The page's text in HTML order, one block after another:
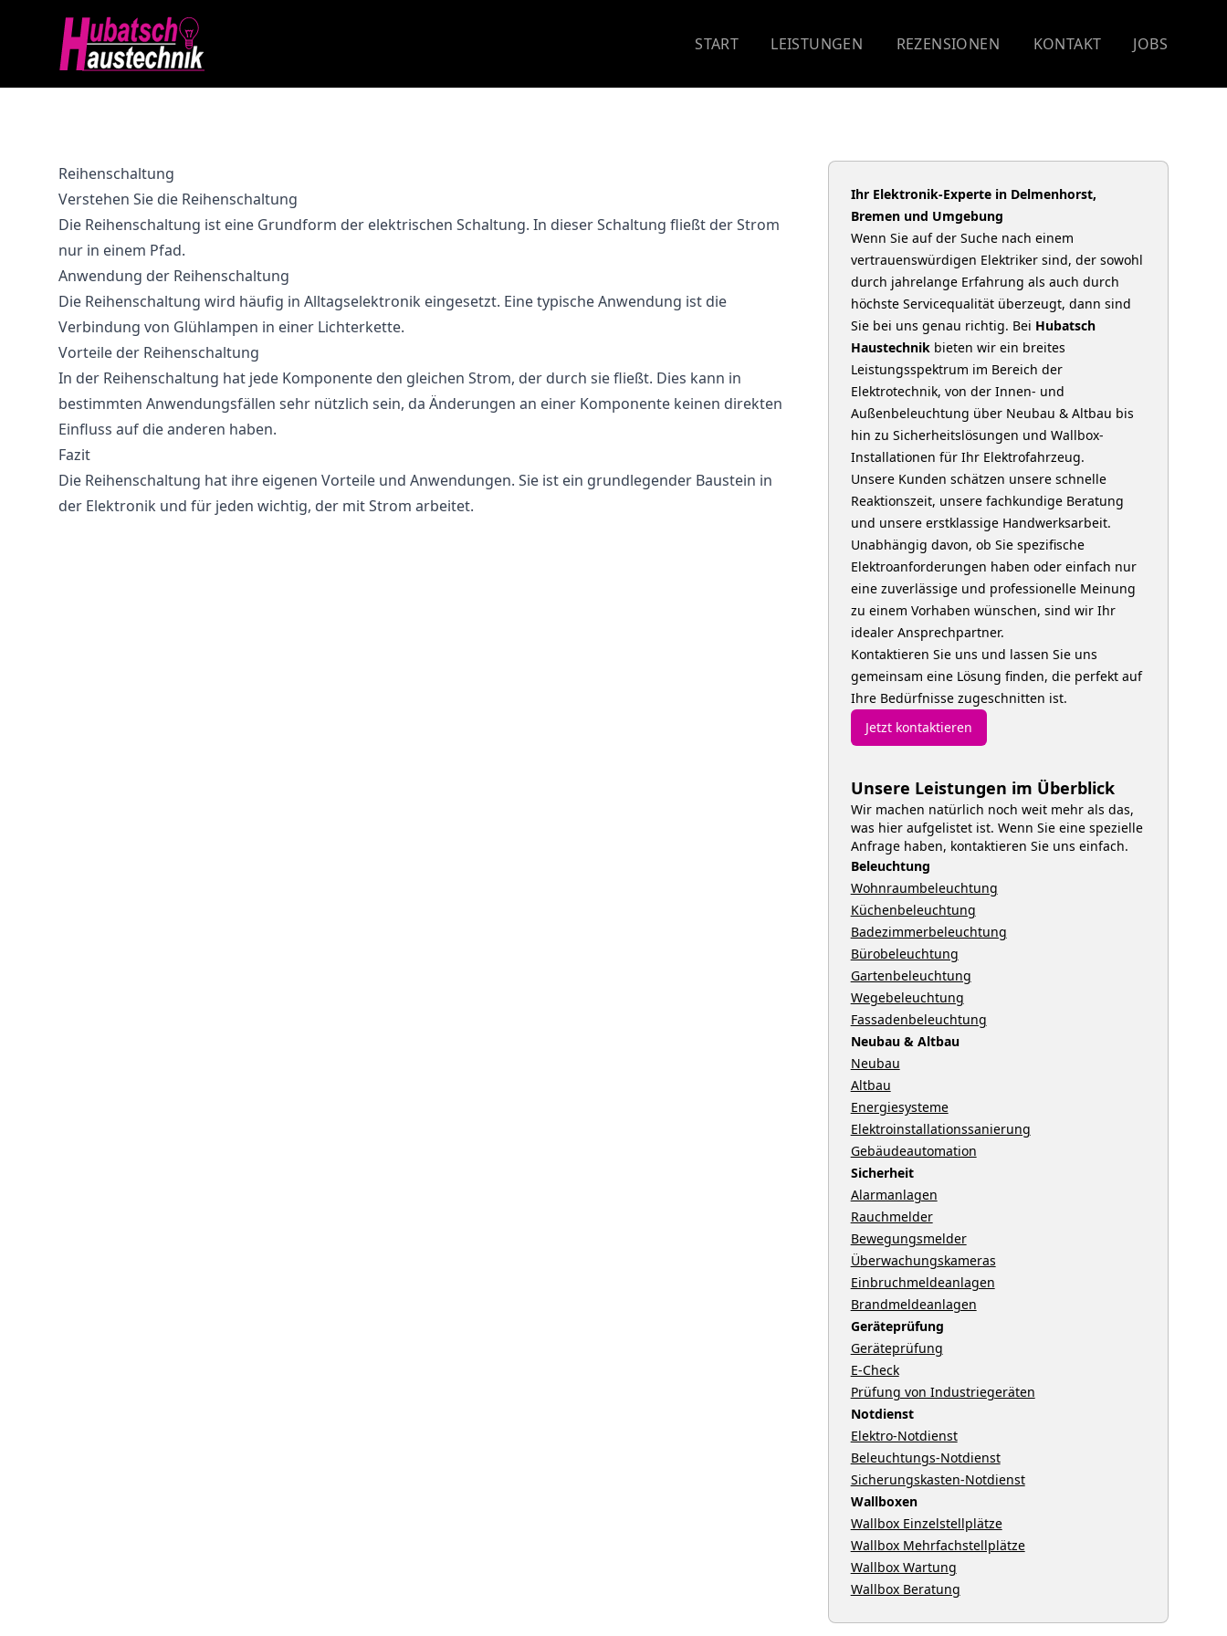
START LEISTUNGEN REZENSIONEN KONTAKT JOBS
Reihenschaltung
Verstehen Sie die Reihenschaltung
Die Reihenschaltung ist eine Grundform der elektrischen Schaltung. In dieser Schaltung fließt der Strom
nur in einem Pfad.
Anwendung der Reihenschaltung
Die Reihenschaltung wird häufig in Alltagselektronik eingesetzt. Eine typische Anwendung ist die
Verbindung von Glühlampen in einer Lichterkette.
Vorteile der Reihenschaltung
In der Reihenschaltung hat jede Komponente den gleichen Strom, der durch sie fließt. Dies kann in
bestimmten Anwendungsfällen sehr nützlich sein, da Änderungen an einer Komponente keinen direkten
Einfluss auf die anderen haben.
Fazit
Die Reihenschaltung hat ihre eigenen Vorteile und Anwendungen. Sie ist ein grundlegender Baustein in
der Elektronik und für jeden wichtig, der mit Strom arbeitet.
Ihr Elektronik-Experte in Delmenhorst,
Bremen und Umgebung
Wenn Sie auf der Suche nach einem
vertrauenswürdigen Elektriker sind, der sowohl
durch jahrelange Erfahrung als auch durch
höchste Servicequalität überzeugt, dann sind
Sie bei uns genau richtig. Bei Hubatsch
Haustechnikbieten wir ein breites
Leistungsspektrum im Bereich der
Elektrotechnik, von der Innen- und
Außenbeleuchtung über Neubau & Altbau bis
hin zu Sicherheitslösungen und Wallbox-
Installationen für Ihr Elektrofahrzeug.
Unsere Kunden schätzen unsere schnelle
Reaktionszeit, unsere fachkundige Beratung
und unsere erstklassige Handwerksarbeit.
Unabhängig davon, ob Sie spezifische
Elektroanforderungen haben oder einfach nur
eine zuverlässige und professionelle Meinung
zu einem Vorhaben wünschen, sind wir Ihr
idealer Ansprechpartner.
Kontaktieren Sie uns und lassen Sie uns
gemeinsam eine Lösung finden, die perfekt auf
Ihre Bedürfnisse zugeschnitten ist.
Jetzt kontaktieren
Unsere Leistungen im Überblick
Wir machen natürlich noch weit mehr als das,
was hier aufgelistet ist. Wenn Sie eine spezielle
Anfrage haben, kontaktieren Sie uns einfach.
Beleuchtung
Wohnraumbeleuchtung
Küchenbeleuchtung
Badezimmerbeleuchtung
Bürobeleuchtung
Gartenbeleuchtung
Wegebeleuchtung
Fassadenbeleuchtung
Neubau & Altbau
Neubau
Altbau
Energiesysteme
Elektroinstallationssanierung
Gebäudeautomation
Sicherheit
Alarmanlagen
Rauchmelder
Bewegungsmelder
Überwachungskameras
Einbruchmeldeanlagen
Brandmeldeanlagen
Geräteprüfung
Geräteprüfung
E-Check
Prüfung von Industriegeräten
Notdienst
Elektro-Notdienst
Beleuchtungs-Notdienst
Sicherungskasten-Notdienst
Wallboxen
Wallbox Einzelstellplätze
Wallbox Mehrfachstellplätze
Wallbox Wartung
Wallbox Beratung